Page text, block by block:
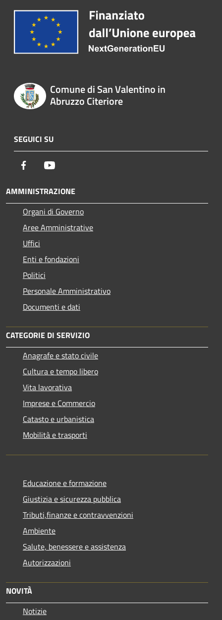
Comune di San Valentino in
Abruzzo Citeriore
SEGUICI SU
Facebook
AMMINISTRAZIONE
Organi di Governo
Aree Amministrative
Uffici
Enti e fondazioni
Politici
Personale Amministrativo
Documenti e dati
CATEGORIE DI SERVIZIO
Anagrafe e stato civile
Cultura e tempo libero
Vita lavorativa
Imprese e Commercio
Catasto e urbanistica
Mobilità e trasporti
Educazione e formazione
Giustizia e sicurezza pubblica
Tributi,finanze e contravvenzioni
Ambiente
Salute, benessere e assistenza
Autorizzazioni
NOVITÀ
Notizie